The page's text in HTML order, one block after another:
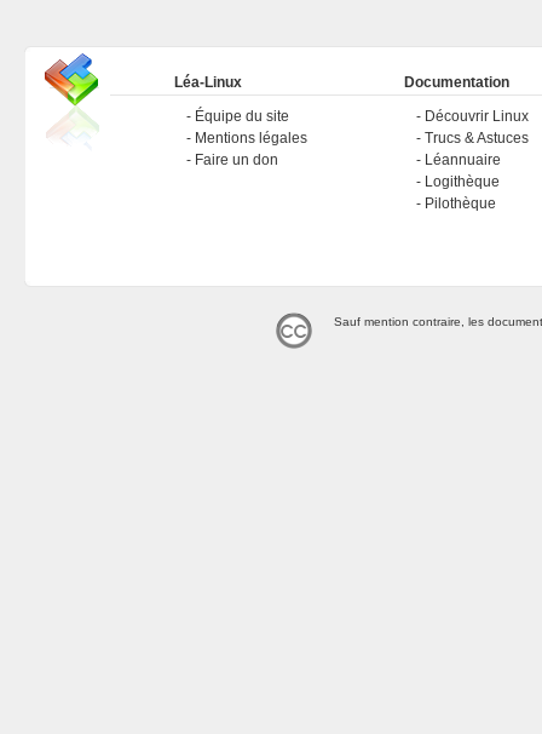
Léa-Linux
Équipe du site
Mentions légales
Faire un don
Documentation
Découvrir Linux
Trucs & Astuces
Léannuaire
Logithèque
Pilothèque
Sauf mention contraire, les